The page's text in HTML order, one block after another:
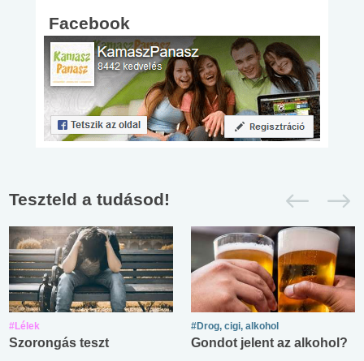
Facebook
Teszteld a tudásod!
#Lélek
Szorongás teszt
#Drog, cigi, alkohol
Gondot jelent az alkohol?